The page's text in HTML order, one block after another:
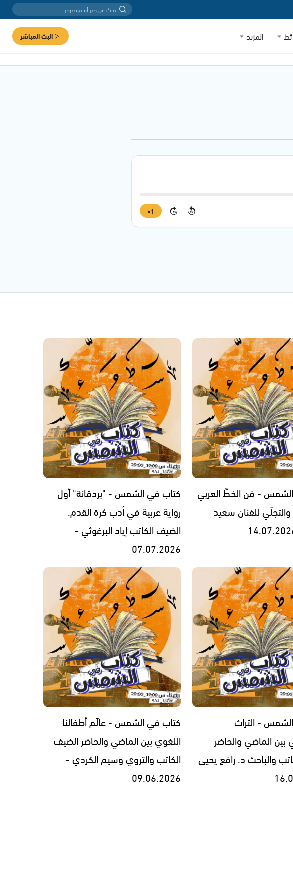
المزيد البث المباشر
15
15
1×
- فن الخطّ العربي
للفنان سعيد
كتاب في الشمس - "بردقانة" أول
رواية عربية في أدب كرة القدم.
الضيف الكاتب إياد البرغوثي -
07.07.2026
- التراث
بين الماضي والحاضر
والباحث د. رافع يحيى
كتاب في الشمس - عالَم أطفالنا
اللغوي بين الماضي والحاضر الضيف
الكاتب والتروي وسيم الكردي -
‎09.06.2026